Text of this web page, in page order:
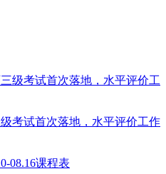
考试首次落地，水平评价工作